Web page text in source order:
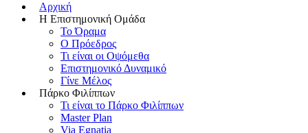
Αρχική
Η Επιστημονική Ομάδα
Το Όραμα
Ο Πρόεδρος
Τι είναι οι Οψόμεθα
Επιστημονικό Δυναμικό
Γίνε Μέλος
Πάρκο Φιλίππων
Τι είναι το Πάρκο Φιλίππων
Master Plan
Via Egnatia